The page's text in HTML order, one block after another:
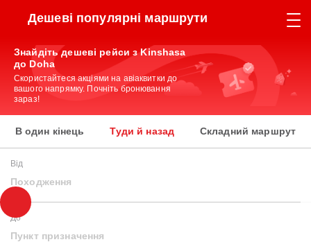
Дешеві популярні маршрути
Знайдіть дешеві рейси з Kinshasa
до Doha
Скористайтеся акціями на авіаквитки до
вашого напрямку. Почніть бронювання
зараз!
В один кінець Туди й назад Складний маршрут
Від
Походження
До
Пункт призначення